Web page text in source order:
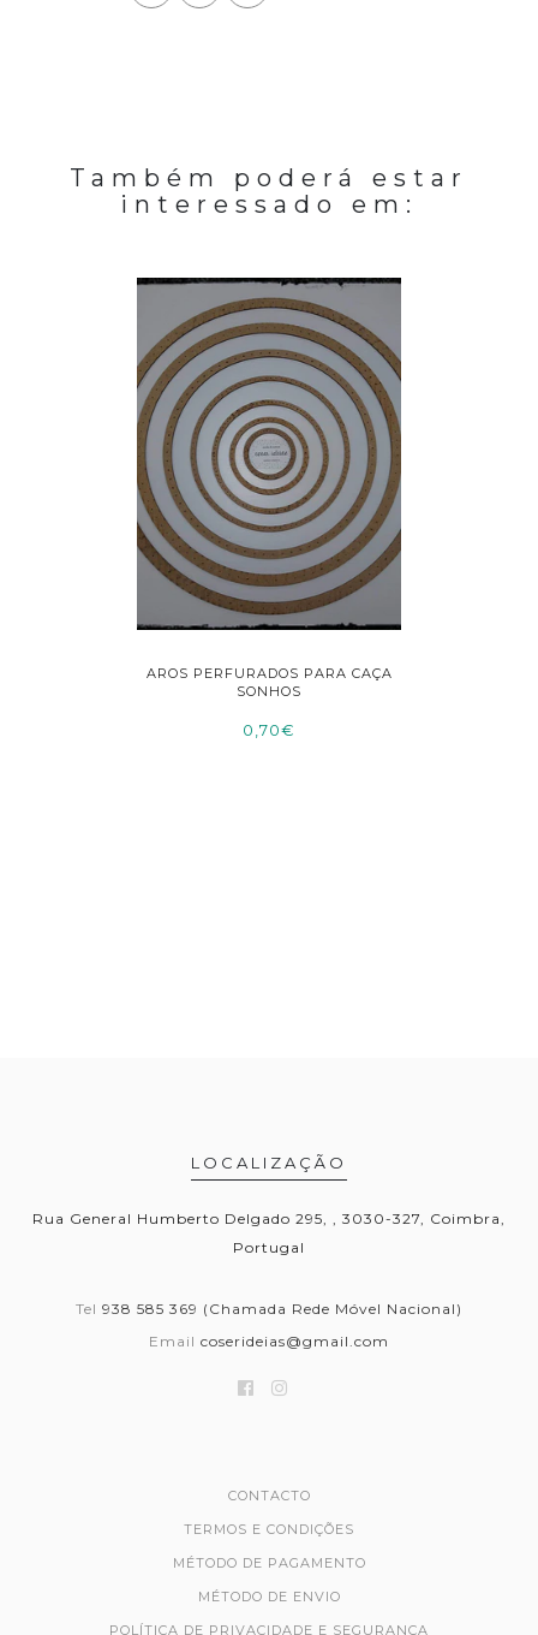
Também poderá estar
interessado em:
AROS PERFURADOS PARA CAÇA
SONHOS
0,70€
LOCALIZAÇÃO
Rua General Humberto Delgado 295, , 3030-327, Coimbra,
Portugal
Tel 938 585 369 (Chamada Rede Móvel Nacional)
Email coserideias@gmail.com
CONTACTO
TERMOS E CONDIÇÕES
MÉTODO DE PAGAMENTO
MÉTODO DE ENVIO
POLÍTICA DE PRIVACIDADE E SEGURANÇA